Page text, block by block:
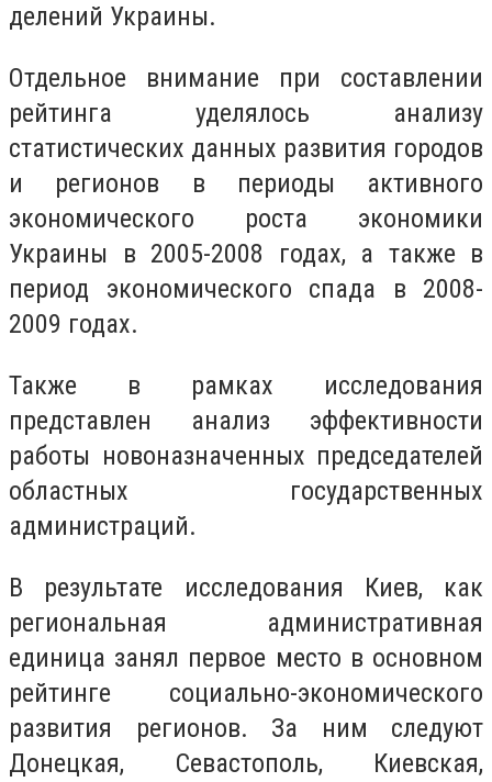
делений Украины.
Отдельное внимание при составлении
рейтинга уделялось анализу
статистических данных развития городов
и регионов в периоды активного
экономического роста экономики
Украины в 2005-2008 годах, а также в
период экономического спада в 2008-
2009 годах.
Также в рамках исследования
представлен анализ эффективности
работы новоназначенных председателей
областных государственных
администраций.
В результате исследования Киев, как
региональная административная
единица занял первое место в основном
рейтинге социально-экономического
развития регионов. За ним следуют
Донецкая, Севастополь, Киевская,